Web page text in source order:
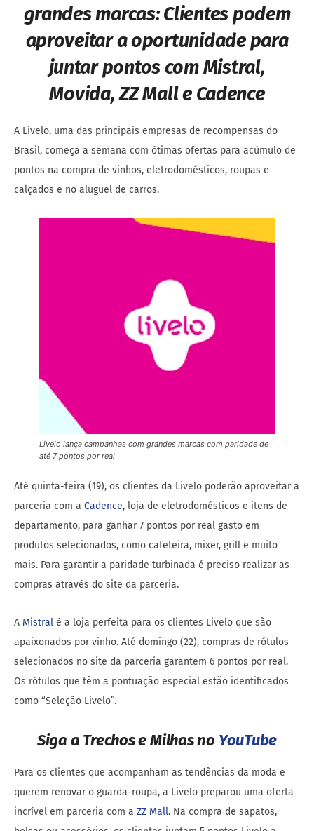
grandes marcas:Clientes podem
aproveitar a oportunidade para
juntar pontos com Mistral,
Movida, ZZ Mall e Cadence
A Livelo, uma das principais empresas de recompensas do
Brasil, começa a semana com ótimas ofertas para acúmulo de
pontos na compra de vinhos, eletrodomésticos, roupas e
calçados e no aluguel de carros.
Livelo lança campanhas com grandes marcas com paridade de
até 7 pontos por real
Até quinta-feira (19), os clientes da Livelo poderão aproveitar a
parceria com a Cadence, loja de eletrodomésticos e itens de
departamento, para ganhar 7 pontos por real gasto em
produtos selecionados, como cafeteira, mixer, grill e muito
mais. Para garantir a paridade turbinada é preciso realizar as
compras através do site da parceria.
A Mistral é a loja perfeita para os clientes Livelo que são
apaixonados por vinho. Até domingo (22), compras de rótulos
selecionados no site da parceria garantem 6 pontos por real.
Os rótulos que têm a pontuação especial estão identificados
como “Seleção Livelo”.
Siga a Trechos e Milhas no YouTube
Para os clientes que acompanham as tendências da moda e
querem renovar o guarda-roupa, a Livelo preparou uma oferta
incrível em parceria com a ZZ Mall. Na compra de sapatos,